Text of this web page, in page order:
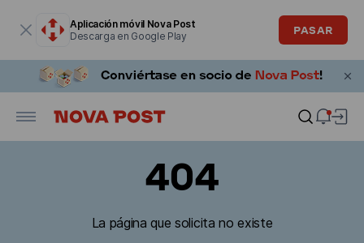
Aplicación móvil Nova Post
Descarga en Google Play
PASAR
404
La página que solicita no existe